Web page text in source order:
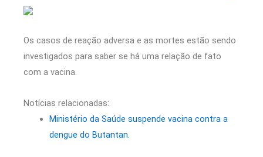
Os casos de reação adversa e as mortes estão sendo
investigados para saber se há uma relação de fato
com a vacina.
Notícias relacionadas:
Ministério da Saúde suspende vacina contra a
dengue do Butantan.